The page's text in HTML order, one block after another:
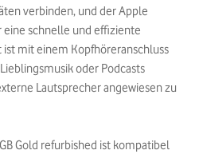
verbinden, und der Apple
eine schnelle und effiziente
ist mit einem Kopfhöreranschluss
oder Podcasts
Lautsprecher angewiesen zu
Gold refurbished ist kompatibel